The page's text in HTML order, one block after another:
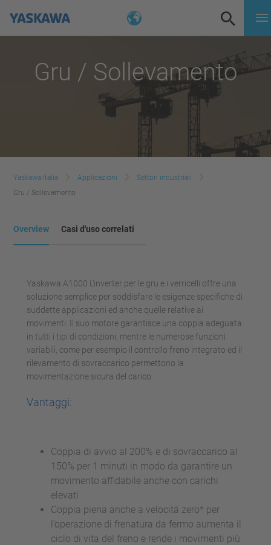
Gru / Sollevamento
Yaskawa Italia Applicazioni
Settori industriali
Gru / Sollevamento
Overview Casi d'uso correlati
Yaskawa A1000 L’inverter per le gru e i verricelli offre una
soluzione semplice per soddisfare le esigenze specifiche di
suddette applicazioni ed anche quelle relative ai
movimenti. Il suo motore garantisce una coppia adeguata
in tutti i tipi di condizioni, mentre le numerose funzioni
variabili, come per esempio il controllo freno integrato ed il
rilevamento di sovraccarico permettono la
movimentazione sicura del carico.
Vantaggi:
Coppia di avvio al 200% e di sovraccarico al
150% per 1 minuti in modo da garantire un
movimento affidabile anche con carichi
elevati
Coppia piena anche a velocità zero* per
l’operazione di frenatura da fermo aumenta il
ciclo di vita del freno e rende i movimenti più